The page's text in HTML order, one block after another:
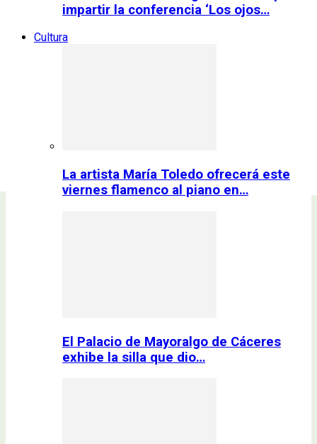
impartir la conferencia ‘Los ojos…
Cultura
La artista María Toledo ofrecerá este
viernes flamenco al piano en…
El Palacio de Mayoralgo de Cáceres
exhibe la silla que dio…